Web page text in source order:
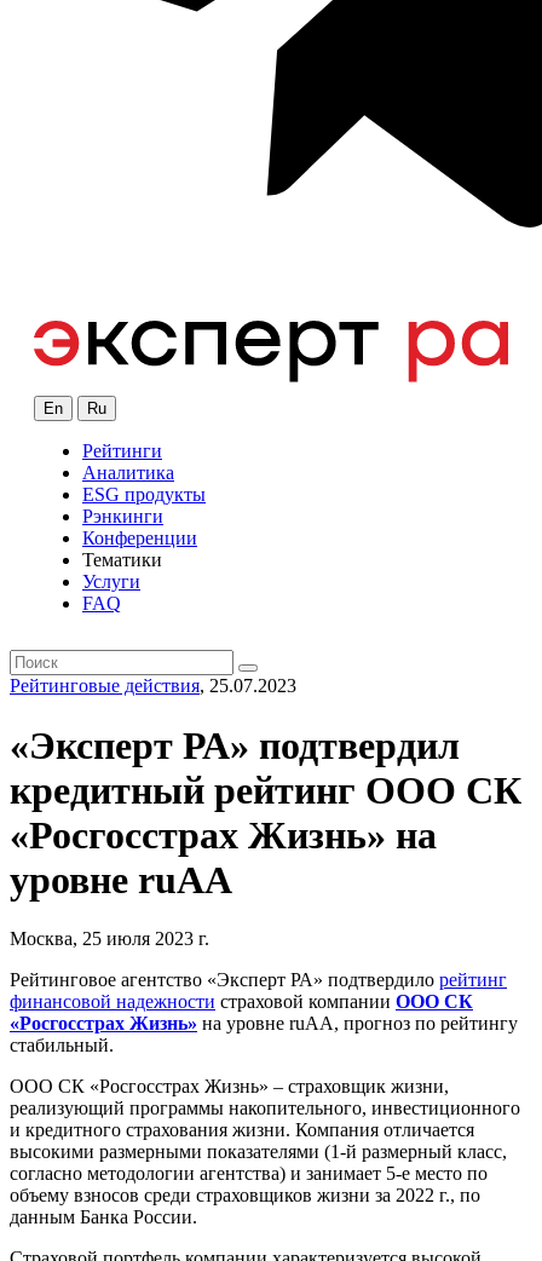
En Ru
Рейтинги
Аналитика
ESG продукты
Рэнкинги
Конференции
Тематики
Услуги
FAQ
Рейтинговые действия, 25.07.2023
«Эксперт РА» подтвердил
кредитный рейтинг ООО СК
«Росгосстрах Жизнь» на
уровне ruАА
Москва, 25 июля 2023 г.
Рейтинговое агентство «Эксперт РА» подтвердило рейтинг
финансовой надежности страховой компании ООО СК
«Росгосстрах Жизнь» на уровне ruAA, прогноз по рейтингу
стабильный.
ООО СК «Росгосстрах Жизнь» – страховщик жизни,
реализующий программы накопительного, инвестиционного
и кредитного страхования жизни. Компания отличается
высокими размерными показателями (1-й размерный класс,
согласно методологии агентства) и занимает 5-е место по
объему взносов среди страховщиков жизни за 2022 г., по
данным Банка России.